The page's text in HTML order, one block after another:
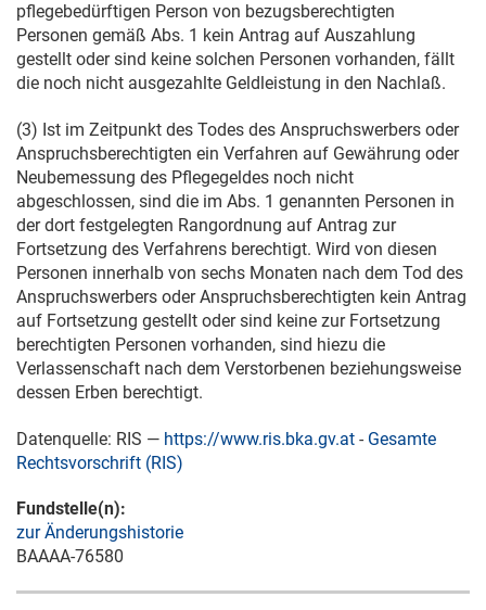
pflegebedürftigen Person von bezugsberechtigten
Personen gemäß Abs. 1 kein Antrag auf Auszahlung
gestellt oder sind keine solchen Personen vorhanden, fällt
die noch nicht ausgezahlte Geldleistung in den Nachlaß.
(3) Ist im Zeitpunkt des Todes des Anspruchswerbers oder
Anspruchsberechtigten ein Verfahren auf Gewährung oder
Neubemessung des Pflegegeldes noch nicht
abgeschlossen, sind die im Abs. 1 genannten Personen in
der dort festgelegten Rangordnung auf Antrag zur
Fortsetzung des Verfahrens berechtigt. Wird von diesen
Personen innerhalb von sechs Monaten nach dem Tod des
Anspruchswerbers oder Anspruchsberechtigten kein Antrag
auf Fortsetzung gestellt oder sind keine zur Fortsetzung
berechtigten Personen vorhanden, sind hiezu die
Verlassenschaft nach dem Verstorbenen beziehungsweise
dessen Erben berechtigt.
Datenquelle: RIS — https://www.ris.bka.gv.at - Gesamte
Rechtsvorschrift (RIS)
Fundstelle(n):
zur Änderungshistorie
BAAAA-76580